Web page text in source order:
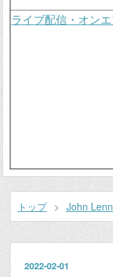
ライブ配信・オン
トップ > John
2022-02-01